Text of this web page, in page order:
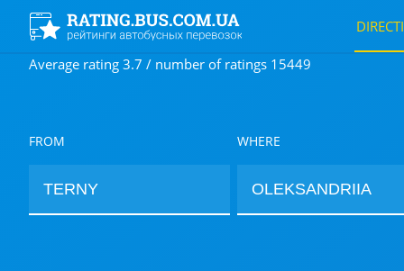
Average rating 3.7 / number of ratings 15449
FROM WHERE